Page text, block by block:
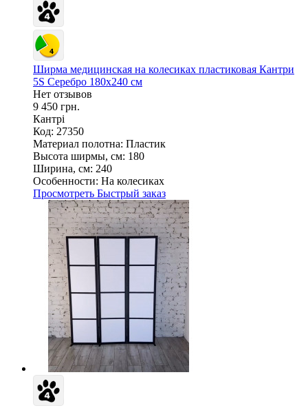
Ширма медицинская на колесиках пластиковая Кантри
5S Серебро 180х240 см
Нет отзывов
9 450 грн.
Кантрі
Код: 27350
Материал полотна: Пластик
Высота ширмы, см: 180
Ширина, см: 240
Особенности: На колесиках
Просмотреть Быстрый заказ